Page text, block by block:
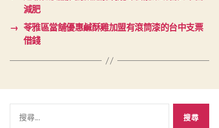
減肥
→ 苓雅區當舖優惠鹹酥雞加盟有滾筒漆的台中支票
借錢